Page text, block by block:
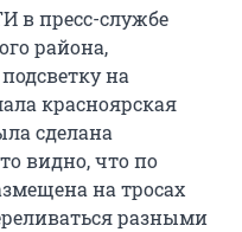
в пресс-службе
района,
на
красноярская
сделана
видно, что по
на тросах
разными